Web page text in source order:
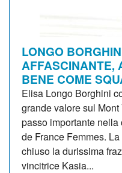
LONGO
AFFASCINANTE,
BENE COME
Elisa Longo Borghini
grande valore sul
passo importante
de France Femmes.
chiuso la durissima
vincitrice Kasia...